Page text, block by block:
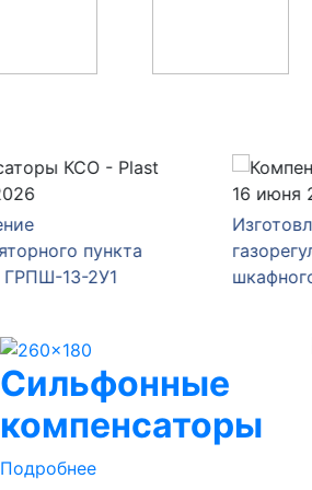
16 июня 2026
Изготовление
газорегуляторного пункта
шкафного ГРПШ-13-2Н-У1
Сильфонные
компенсаторы
Подробнее